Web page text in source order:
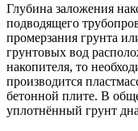
Глубина заложения
подводящего
промерзания грунта
грунтовых вод
накопителя, то
производится
бетонной плите. В
уплотнённый грунт